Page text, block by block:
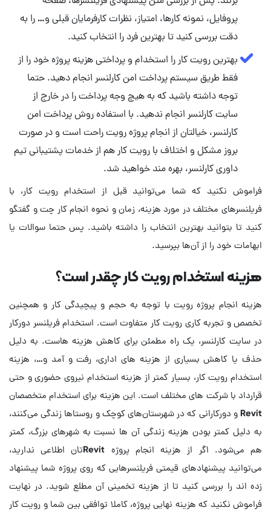
پروفایل، نمونه کارها، امتیاز، نظرات کارفرمایان قبلی و… را به
دقت بررسی کنید تا بهترین فرد را انتخاب کنید.
بهترین رویت کار را استخدام و پرداختی هزینه پروژه خود را از
فقط طریق سیستم پرداخت امن کارلنسر انجام دهید. حتما
توجه داشته باشید که به هیچ وجه پرداخت را در خارج از
سایت کارلنسر انجام ندهید. با استفاده روش پرداخت امن
کارلنسر، خیالتان از انجام پروژه رویت راحت است و در صورت
بروز مشکل و اختلاف با رویت کار هم از خدمات پشتیبانی تیم
داوری کارلنسر، بهره مند خواهید شد.
فراموش نکنید که شما می‌توانید قبل از استخدام رویت کار، با
فریلنسرهای مختلف در مورد هزینه، زمان و نحوه انجام کار چت و گفتگو
کنید تا بتوانید بهترین انتخاب را داشته باشید. پس حتما سوالات یا
ابهامات خود را از آن‌ها بپرسید.
هزینه استخدام رویت کار چقدر است؟
هزینه انجام پروژه رویت با توجه به حجم و پیچیدگی کار و همچنین
تخصص و تجربه کاری رویت کار متفاوت است. استخدام فریلنسر دورکار
در سایت کارلنسر، یک راه مطمئن برای کاهش هزینه هاست. به دلیل
حذف یا کاهش بسیاری از هزینه های اداری، رفت و آمد و…، هزینه
استخدام رویت کار، بسیار کمتر از هزینه استخدام نیروی حضوری و حتی
قرارداد با شرکت های مختلف است. این هزینه برای استخدام متخصصان
Revit و دورکارانی که در شهرستان‌های کوچک و روستاها زندگی می‌کنند،
به دلیل کمتر بودن هزینه زندگی آن ها نسبت به شهرهای بزرگ، کمتر
هم می‌شود. اگر از هزینه انجام پروژه Revitتان اطلاعی ندارید،
می‌توانید پیشنهادهای قیمتی فریلنسرهایی که روی پروژه شما پیشنهاد
زده اند را بررسی کنید تا از هزینه تخمینی آن مطلع شوید. در نهایت
فراموش نکنید که هزینه نهایی پروژه، کاملا توافقی بین شما و رویت کار